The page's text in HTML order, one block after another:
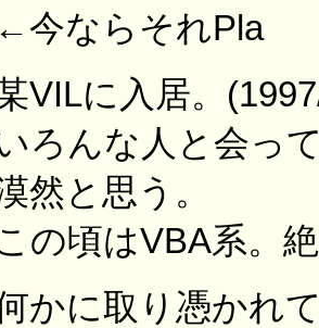
←今ならそれPla
VILに入居。
ろんな人と会っ
然と思う。
の頃はVBA系。
かに取り憑かれ